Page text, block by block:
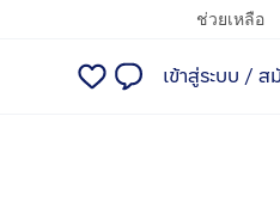
ช่วยเหลือ
เข้าสู่ระบบ / ส